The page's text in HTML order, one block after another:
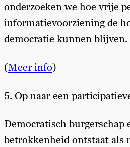
onderzoeken we hoe vrije
informatievoorziening de
democratie kunnen blijven.
(Meer info)
5. Op naar een
Democratisch burgerschap
betrokkenheid ontstaat als